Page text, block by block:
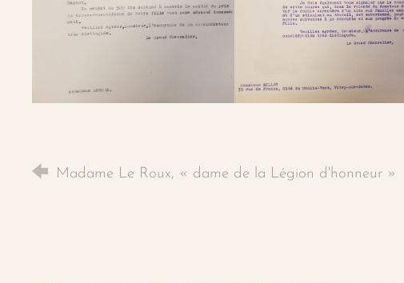
Madame Le Roux, « dame de la Légion d'honneur »